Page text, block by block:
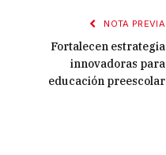
NOTA PREVIA
Fortalecen estrategia
innovadoras para
educación preescolar